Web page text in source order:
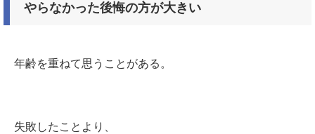
やらなかった後悔の方が大きい
年齢を重ねて思うことがある。
失敗したことより、